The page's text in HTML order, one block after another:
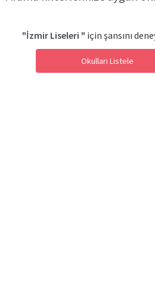
"İzmir Liseleri " için şansını
Okulları Listele